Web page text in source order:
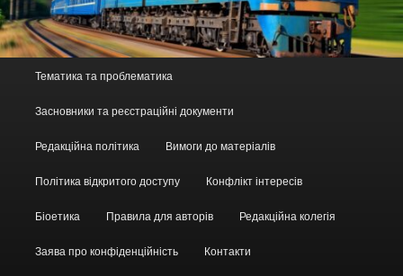
Тематика та проблематика
Засновники та реєстраційні документи
Редакційна політика Вимоги до матеріалів
Політика відкритого доступу Конфлікт інтересів
Біоетика Правила для авторів Редакційна колегія
Заява про конфіденційність Контакти